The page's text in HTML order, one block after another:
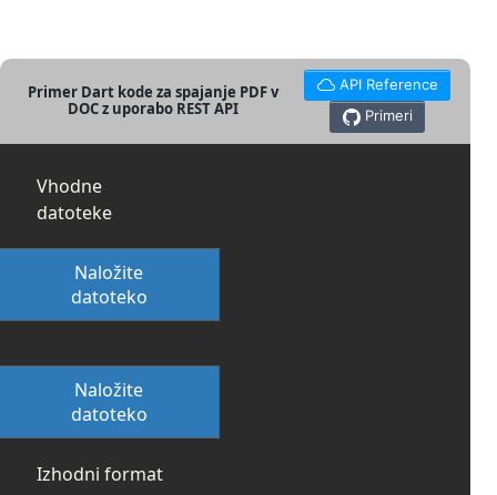
Primer Dart kode za spajanje PDF v
DOC z uporabo REST API
API Reference
Primeri
Vhodne
datoteke
Naložite
datoteko
Naložite
datoteko
Izhodni format